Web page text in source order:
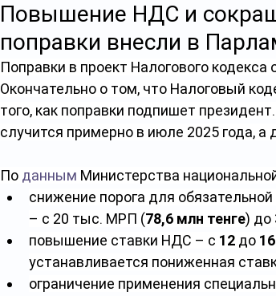
Повышение НДС и
поправки внесли в
Поправки в проект Налогового
Окончательно о том, что Налоговый
того, как поправки подпишет
случится примерно в июле 2025 года, а
По данным Министерства
снижение порога для
– с 20 тыс. МРП (78,6 млн тенге) до
повышение ставки НДС – с 12 до
устанавливается пониженная
ограничение применения